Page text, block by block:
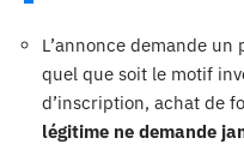
L’annonce demande
quel que soit le motif
d’inscription, achat de
légitime ne demande